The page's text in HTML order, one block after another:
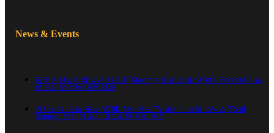
News & Events
중국 가전업계의 강자 샤오미(Xiaomi), 토탈 소닉스(Total Sonics) 기술
로 오디오 성능 대폭 강화
카사르떼, 오늘 올뉴 M70D 하이엔드 TV 출시 – 토탈 소닉스(Total
Sonics) 음향 기술의 고도화된 통합 특징